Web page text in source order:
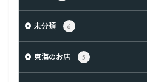
未分類 6
東海のお店 5